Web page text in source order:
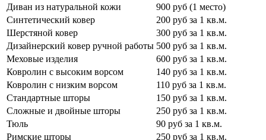
Диван из натуральной кожи
900 руб (1 место)
Синтетический ковер
200 руб за 1 кв.м.
Шерстяной ковер
300 руб за 1 кв.м.
Дизайнерский ковер ручной работы 500 руб за 1 кв.м.
Меховые изделия
600 руб за 1 кв.м.
Ковролин с высоким ворсом
140 руб за 1 кв.м.
Ковролин с низким ворсом
110 руб за 1 кв.м.
Стандартные шторы
150 руб за 1 кв.м.
Сложные и двойные шторы
250 руб за 1 кв.м.
Тюль
90 руб за 1 кв.м.
Римские шторы
250 руб за 1 кв.м.